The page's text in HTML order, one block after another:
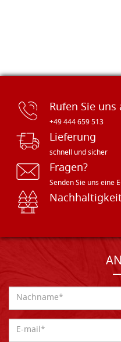
Rufen Sie uns
+49 444 659 513
Lieferung
schnell und sicher
Fragen?
Senden Sie uns eine
Nachhaltigkeit